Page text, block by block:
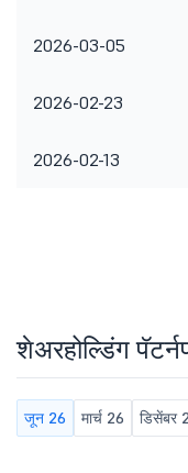
2026-03-05
2026-02-23
2026-02-13
शेअरहोल्डिंग
जून 26 मार्च 26 डिसेंबर